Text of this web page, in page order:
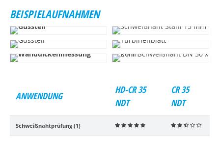
BEISPIELAUFNAHMEN
ANWENDUNG
HD-CR 35
NDT
CR 35
NDT
Schweißnahtprüfung (1)          